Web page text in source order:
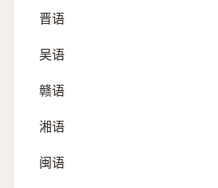
晋语
吴语
赣语
湘语
闽语